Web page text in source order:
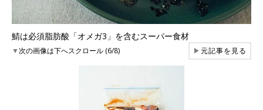
鯖は必須脂肪酸「オメガ3」を含むスーパー食材
▼次の画像は下へスクロール (6/8) ▶元記事を見る